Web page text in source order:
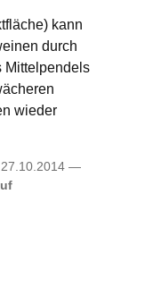
kann
durch
Mittelpendels
wieder
27.10.2014